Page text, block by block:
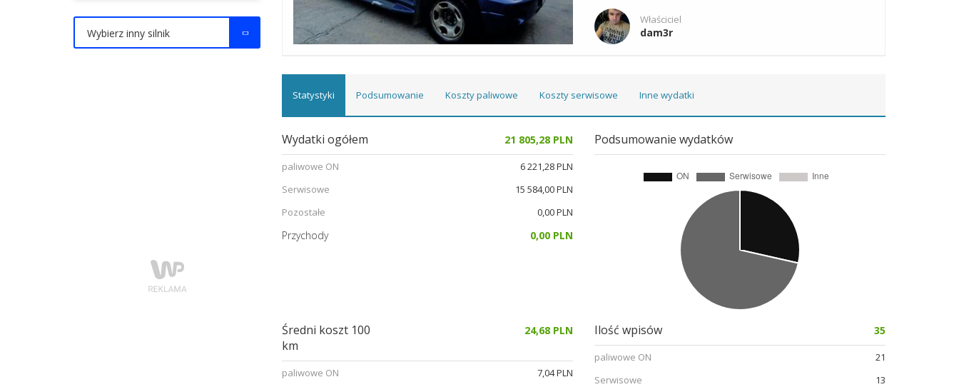
Właściciel
dam3r
Statystyki Podsumowanie Koszty paliwowe Koszty serwisowe Inne wydatki
Wydatki ogółem 21 805,28 PLN
paliwowe ON
6 221,28 PLN
Serwisowe
15 584,00 PLN
Pozostałe
0,00 PLN
Przychody 0,00 PLN
Podsumowanie wydatków
Średni koszt 100
km
24,68 PLN
paliwowe ON
7,04 PLN
Ilość wpisów 35
paliwowe ON
21
Serwisowe
13
Wybierz inny silnik